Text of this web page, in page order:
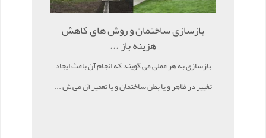
بازسازی ساختمان و روش های کاهش
هزینه باز ...
بازسازی به هر عملی می گویند که انجام آن باعث ایجاد
تغییر در ظاهر و یا بطن ساختمان و یا تعمیر آن می ش ...